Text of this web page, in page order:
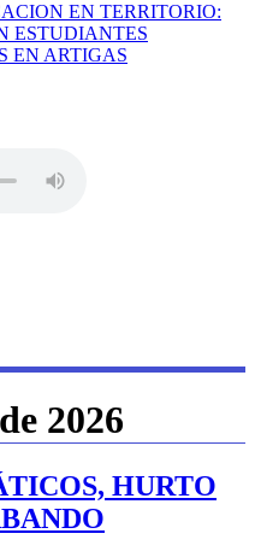
EN TERRITORIO:
ESTUDIANTES
EN ARTIGAS
2026
HURTO